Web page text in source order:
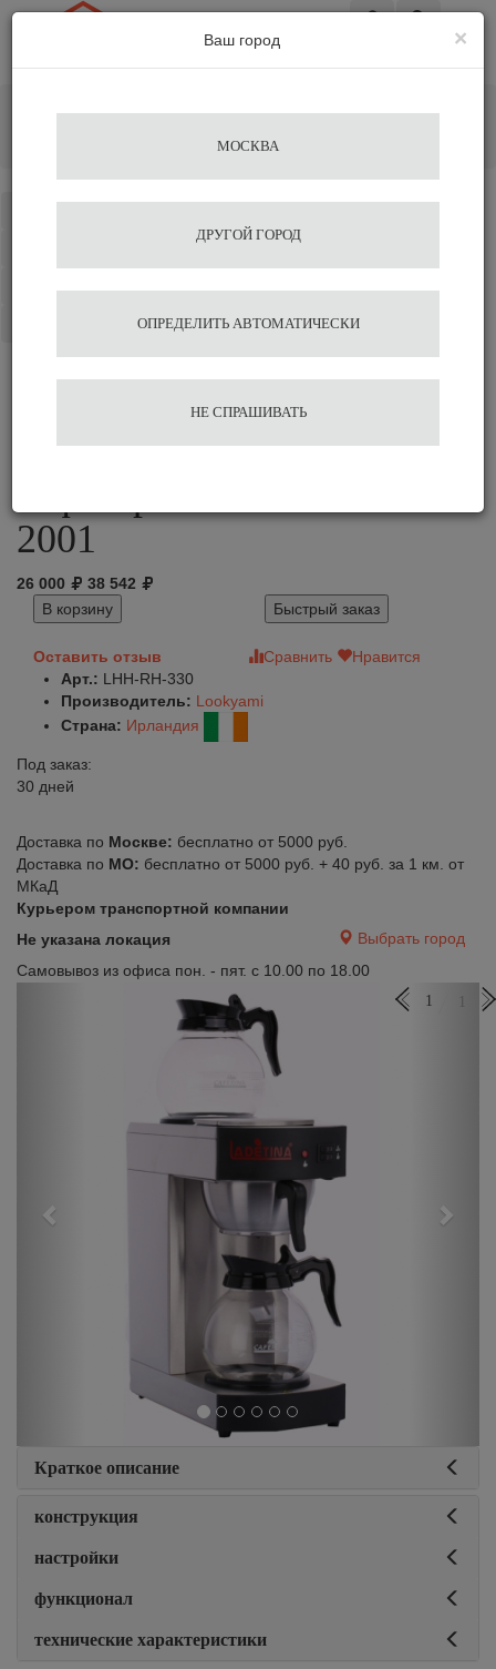
Профессиональная
капельная фильтр
2001
26 000
38 542
В корзину
Быстрый заказ
Оставить отзыв Сравнить
Нравится
Арт.: LHH-RH-330
Производитель: Lookyami
Страна: Ирландия
Под заказ:
30 дней
Доставка по Москве: бесплатно от 5000 руб.
Доставка по МО: бесплатно от 5000 руб. + 40 руб. за 1 км. от
МКаД
Курьером транспортной компании
Не указана локация
Выбрать город
Самовывоз из офиса пон. - пят. с 10.00 по 18.00
Next
Краткое описание
конструкция
настройки
функционал
технические характеристики
1
×
Ваш город
МОСКВА
ДРУГОЙ ГОРОД
ОПРЕДЕЛИТЬ АВТОМАТИЧЕСКИ
НЕ СПРАШИВАТЬ